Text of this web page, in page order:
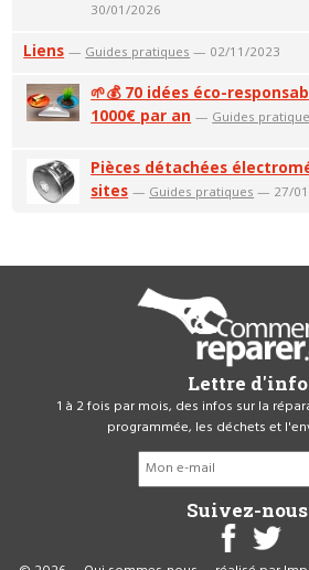
30/01/2026
Liens — Guides pratiques — 02/11/2023
🌱💰 70 idées éco-
1000€ par an — Guides
Pièces détachées
sites — Guides pratiques — 27/
Lettre d'info
1 à 2 fois par mois, des infos sur la
programmée, les déchets et
Suivez-nous